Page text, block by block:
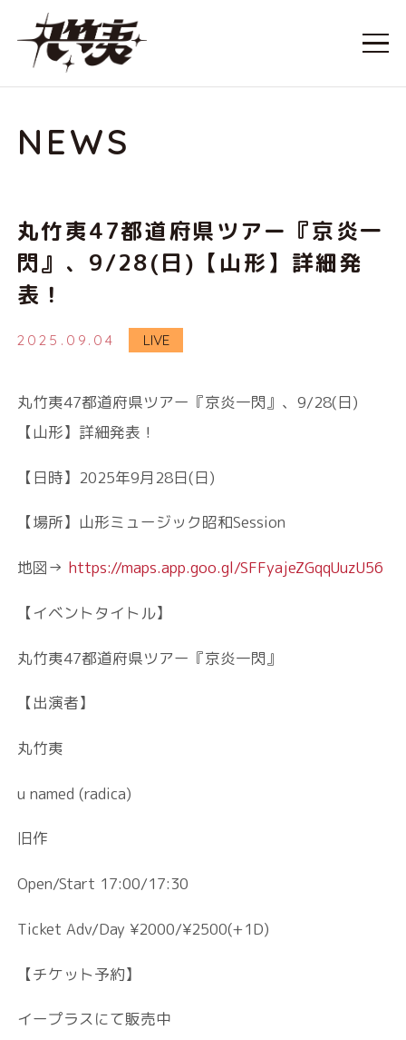
NEWS
丸竹夷47都道府県ツアー『京炎一
閃』、9/28(日)【山形】詳細発
表！
2025.09.04 LIVE
丸竹夷47都道府県ツアー『京炎一閃』、9/28(日)
【山形】詳細発表！
【日時】2025年9月28日(日)
【場所】山形ミュージック昭和Session
地図→ https://maps.app.goo.gl/SFFyajeZGqqUuzU56
【イベントタイトル】
丸竹夷47都道府県ツアー『京炎一閃』
【出演者】
丸竹夷
u named (radica)
旧作
Open/Start 17:00/17:30
Ticket Adv/Day ¥2000/¥2500(+1D)
【チケット予約】
イープラスにて販売中